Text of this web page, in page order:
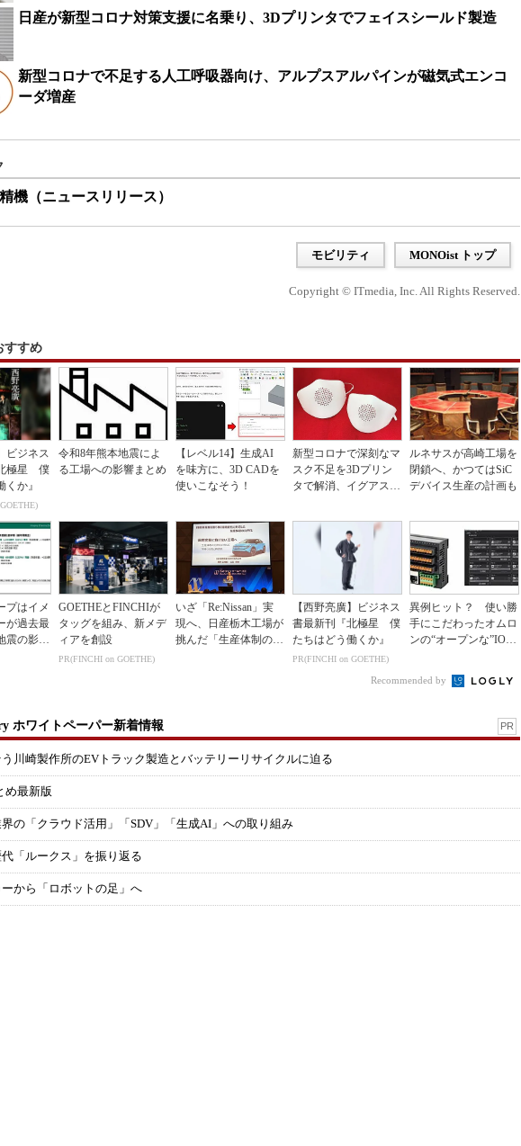
日産が新型コロナ対策支援に名乗り、3Dプリンタでフェイスシールド製造
新型コロナで不足する人工呼吸器向け、アルプスアルパインが磁気式エンコ
ーダ増産
機（ニュースリリース）
モビリティ MONOist トップ
Copyright © ITmedia, Inc. All Rights Reserved.
すすめ
ビジネス
極星 僕
か』
令和8年熊本地震によ
る工場への影響まとめ
【レベル14】生成AI
を味方に、3D CADを
使いこなそう！
新型コロナで深刻なマ
スク不足を3Dプリン
タで解消、イグアスが
ルネサスが高崎工場を
閉鎖へ、かつてはSiC
デバイス生産の計画も
プはイメ
が過去最
震の影響
GOETHEとFINCHIが
タッグを組み、新メデ
ィアを創設
PR(FINCHI on GOETHE)
いざ「Re:Nissan」実
現へ、日産栃木工場が
挑んだ「生産体制の比
【西野亮廣】ビジネス
書最新刊『北極星 僕
たちはどう働くか』
PR(FINCHI on GOETHE)
異例ヒット？ 使い勝
手にこだわったオムロ
ンの“オープンな”IO-L
Recommended by
ホワイトペーパー新着情報 PR
川崎製作所のEVトラック製造とバッテリーリサイクルに迫る
め最新版
の「クラウド活用」「SDV」「生成AI」への取り組み
「ルークス」を振り返る
から「ロボットの足」へ